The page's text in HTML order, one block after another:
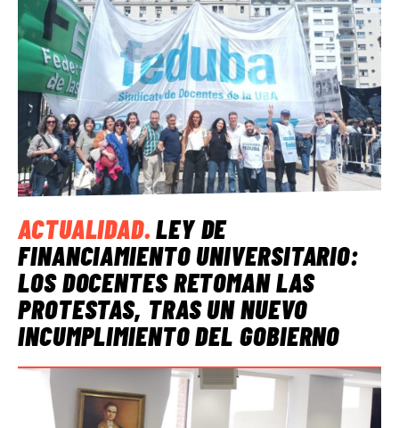
ACTUALIDAD.LEY DE
FINANCIAMIENTO UNIVERSITARIO:
LOS DOCENTES RETOMAN LAS
PROTESTAS, TRAS UN NUEVO
INCUMPLIMIENTO DEL GOBIERNO